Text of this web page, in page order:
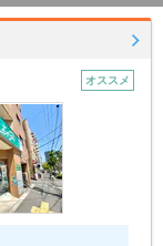
オススメ